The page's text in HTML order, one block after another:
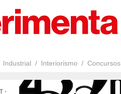
Industrial Interiorismo Concursos